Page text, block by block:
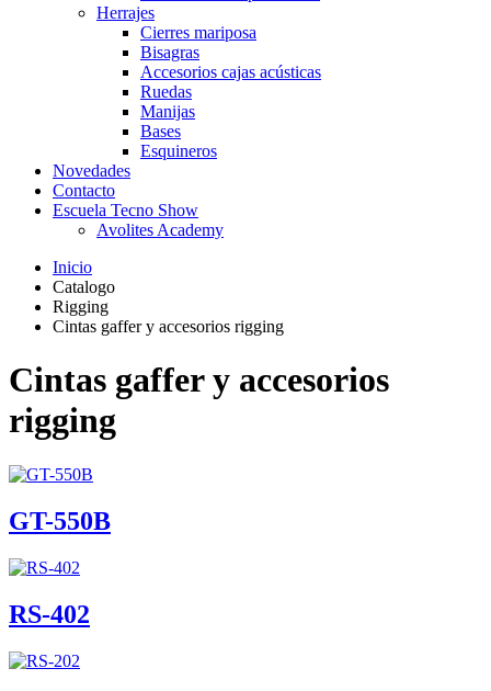
Herrajes
Cierres mariposa
Bisagras
Accesorios cajas acústicas
Ruedas
Manijas
Bases
Esquineros
Novedades
Contacto
Escuela Tecno Show
Avolites Academy
Inicio
Catalogo
Rigging
Cintas gaffer y accesorios rigging
Cintas gaffer y accesorios
rigging
GT-550B
RS-402